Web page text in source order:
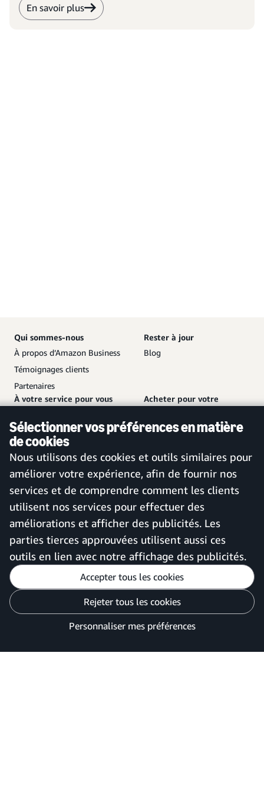
En savoir plus
Sélectionner vos préférences en matière
de cookies
Nous utilisons des cookies et outils similaires pour
améliorer votre expérience, afin de fournir nos
services et de comprendre comment les clients
utilisent nos services pour effectuer des
améliorations et afficher des publicités. Les
parties tierces approuvées utilisent aussi ces
outils en lien avec notre affichage des publicités.
Accepter tous les cookies
Rejeter tous les cookies
Personnaliser mes préférences
Qui sommes-nous
À propos d’Amazon Business
Témoignages clients
Partenaires
Rester à jour
Blog
À votre service pour vous
Nous contacter
Service client et assistance
Plan de site
Acheter pour votre
Créer un compte gratuit
Application mobile Amazon
Business
France
Personnaliser mes préférences
Avis de confidentialité
Vos options de confidentialité des publicités